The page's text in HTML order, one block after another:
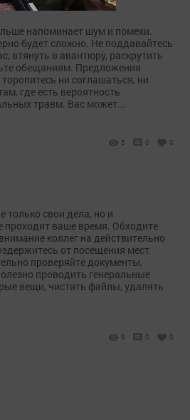
напоминает шум и помехи.
будет сложно. Не поддавайтесь
втянуть в авантюру, раскрутить
обещаниям. Предложения
ни соглашаться, ни
где есть вероятность
травм. Вас может...
5 0 0
только свои дела, но и
проходит ваше время. Обходите
коллег на действительно
от посещения мест
проверяйте документы,
проводить генеральные
вещи, чистить файлы, удалять
9 0 0